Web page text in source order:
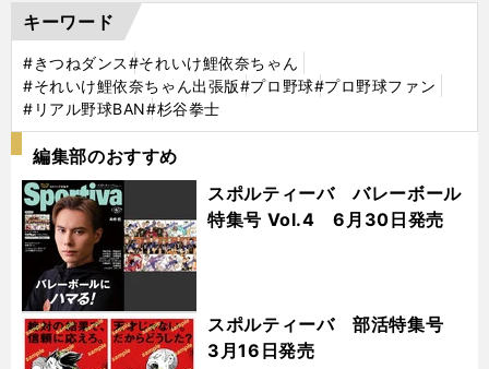
キーワード
#きつねダンス#それいけ鯉依奈ちゃん
#それいけ鯉依奈ちゃん出張版#プロ野球#プロ野球ファン
#リアル野球BAN#杉谷拳士
編集部のおすすめ
スポルティーバ バレーボール
特集号 Vol.4 6月30日発売
スポルティーバ 部活特集号
3月16日発売